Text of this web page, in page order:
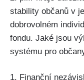
stability občanů v
dobrovolném
fondu. Jaké jsou
systému pro
1. Finanční